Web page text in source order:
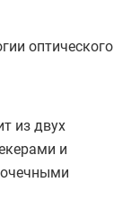
оптического
из двух
и